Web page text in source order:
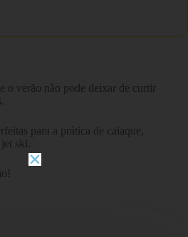
o verão não pode deixar de curtir
para a prática de caiaque,
ski.